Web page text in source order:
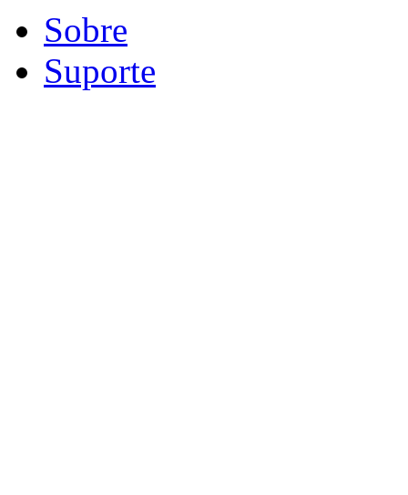
Sobre
Suporte